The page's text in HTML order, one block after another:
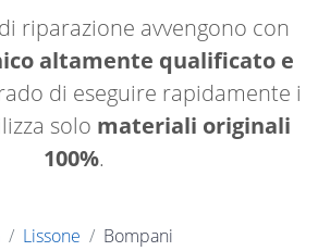
riparazione avvengono con
altamente qualificato e
di eseguire rapidamente i
solo materiali originali
100%.
Lissone Bompani